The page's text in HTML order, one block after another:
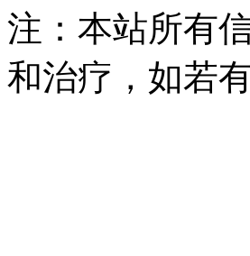
注：本站所有
和治疗，如若